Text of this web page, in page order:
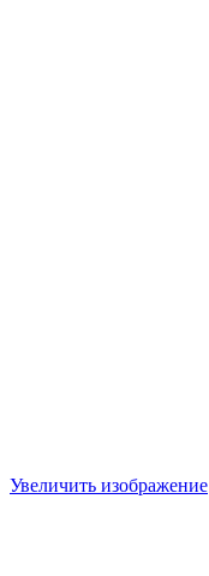
Увеличить изображение